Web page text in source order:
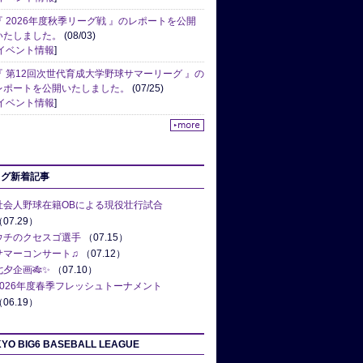
2026年度秋季リーグ戦 』のレポートを公開
たしました。 (08/03)
ベント情報]
第12回次世代育成大学野球サマーリーグ 』の
ポートを公開いたしました。 (07/25)
ベント情報]
新着記事
会人野球在籍OBによる現役壮行試合
07.29）
チのクセスゴ選手 （07.15）
マーコンサート♫ （07.12）
夕企画🎋✨ （07.10）
年度春季フレッシュトーナメント
06.19）
BIG6 BASEBALL LEAGUE